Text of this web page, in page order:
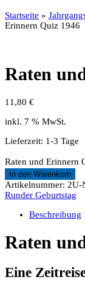
Startseite »
Erinnern Quiz 1946
Raten
11,80 €
inkl. 7 % MwSt.
Lieferzeit: 1-3 Tage
Raten und Erinnern
In den Warenkorb
Artikelnummer: 2U-
Runder Geburtstag
Beschreibung
Raten
Eine